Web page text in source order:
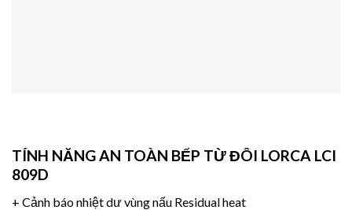
TÍNH NĂNG AN TOÀN BẾP TỪ ĐÔI LORCA LCI
809D
+ Cảnh báo nhiệt dư vùng nấu Residual heat